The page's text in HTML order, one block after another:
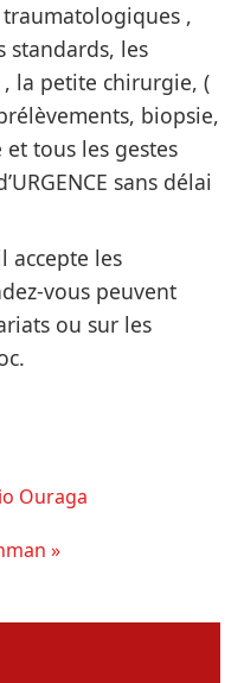
,
standards, les
la petite chirurgie, (
biopsie,
tous les gestes
sans délai
accepte les
vous peuvent
ou sur les
Ouraga
»